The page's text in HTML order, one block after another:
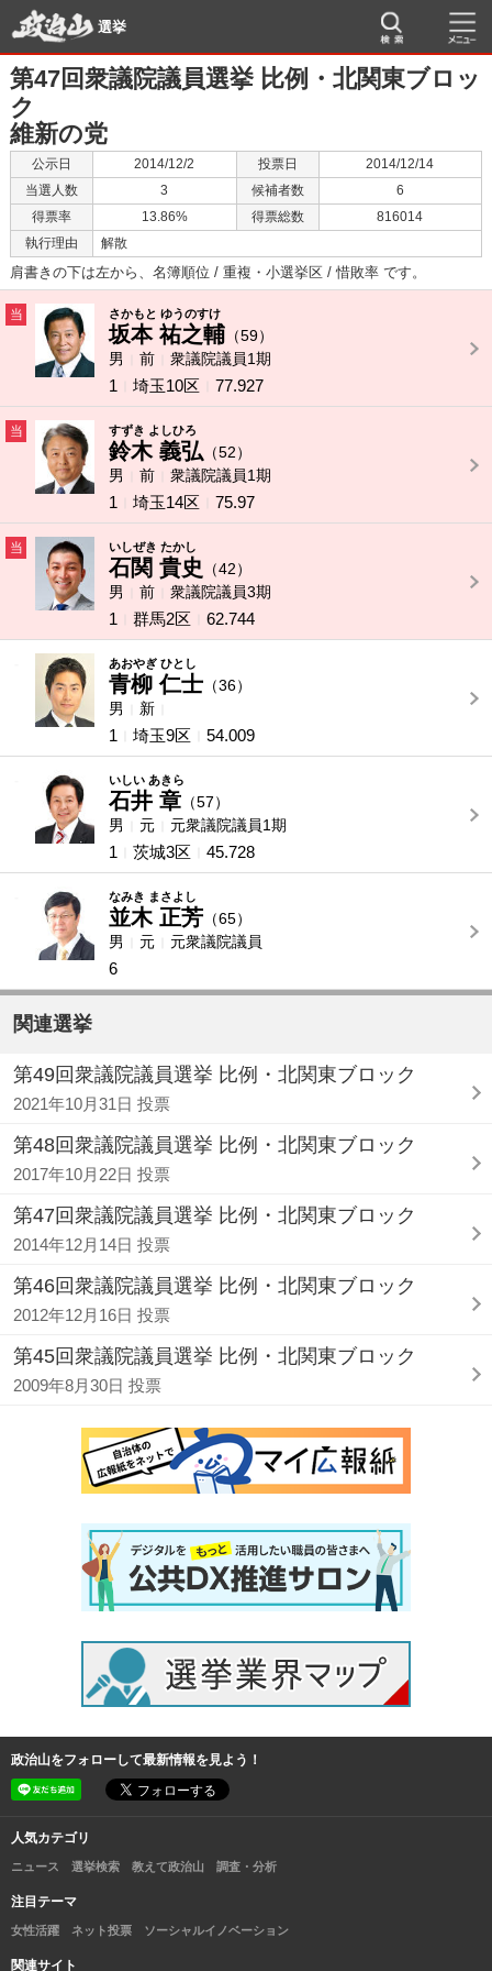
選挙
第47回衆議院議員選挙 比例・北関東ブロッ
ク
維新の党
公示日 2014/12/2 投票日
2014/12/14
当選人数
3 候補者数
6
得票率
13.86% 得票総数
816014
執行理由
解散
肩書きの下は左から、名簿順位 / 重複・小選挙区 / 惜敗率 です。
当 さかもと ゆうのすけ
坂本 祐之輔 （59）
男
前
衆議院議員1期
1
埼玉10区 77.927
当 すずき よしひろ
鈴木 義弘 （52）
男
前
衆議院議員1期
1
埼玉14区 75.97
当 いしぜき たかし
石関 貴史
（42）
男
前
衆議院議員3期
1
群馬2区 62.744
あおやぎ ひとし
青柳 仁士 （36）
男
新
1
埼玉9区 54.009
いしい あきら
石井 章 （57）
男
元
元衆議院議員1期
1
茨城3区 45.728
なみき まさよし
並木 正芳 （65）
男
元
元衆議院議員
6
関連選挙
第49回衆議院議員選挙 比例・北関東ブロック
2021年10月31日 投票
第48回衆議院議員選挙 比例・北関東ブロック
2017年10月22日 投票
第47回衆議院議員選挙 比例・北関東ブロック
2014年12月14日 投票
第46回衆議院議員選挙 比例・北関東ブロック
2012年12月16日 投票
第45回衆議院議員選挙 比例・北関東ブロック
2009年8月30日 投票
政治山をフォローして最新情報を見よう！
人気カテゴリ
ニュース 選挙検索 教えて政治山 調査・分析
注目テーマ
女性活躍 ネット投票 ソーシャルイノベーション
関連サイト